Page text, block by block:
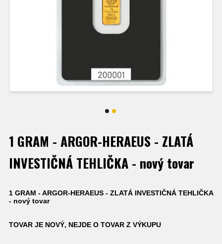
1 GRAM - ARGOR-HERAEUS - ZLATÁ
INVESTIČNÁ TEHLIČKA - nový tovar
1 GRAM - ARGOR-HERAEUS - ZLATÁ INVESTIČNÁ TEHLIČKA
- nový tovar
TOVAR JE NOVÝ, NEJDE O TOVAR Z VÝKUPU